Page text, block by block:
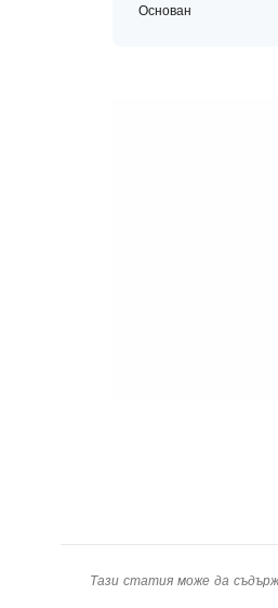
Основан
Тази статия може да